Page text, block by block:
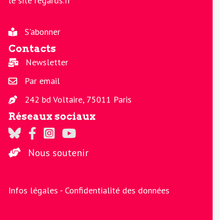
S'abonner
Contacts
Newsletter
Par email
242 bd Voltaire, 75011 Paris
Réseaux sociaux
Regards sur Twitter
Regards sur Facebook
Regards sur Instagram
La chaine Regards sur Youtube
Nous soutenir
Infos légales - Confidentialité des données